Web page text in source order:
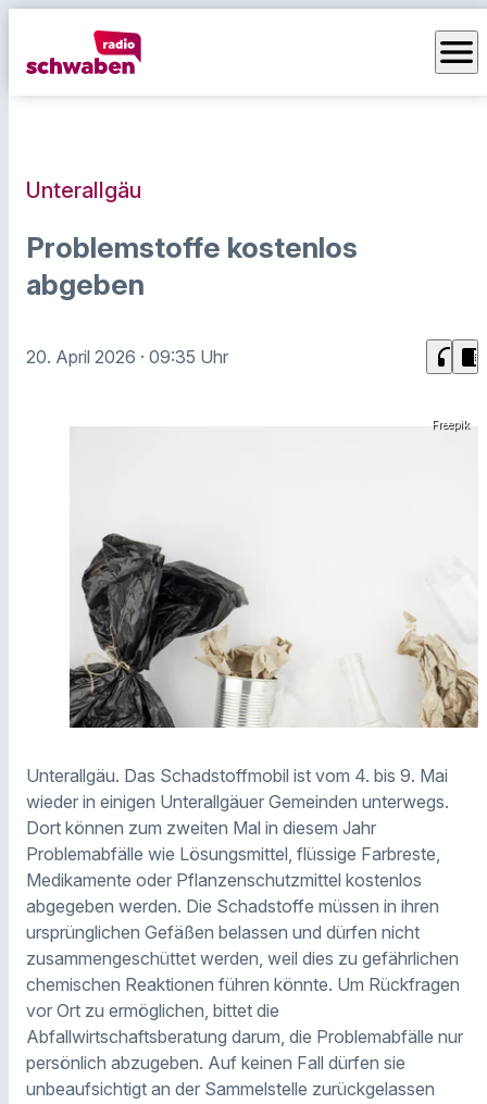
menu
Unterallgäu
Problemstoffe kostenlos
abgeben
20. April 2026 · 09:35 Uhr headphones chrome_reader_mode
Freepik
Unterallgäu. Das Schadstoffmobil ist vom 4. bis 9. Mai
wieder in einigen Unterallgäuer Gemeinden unterwegs.
Dort können zum zweiten Mal in diesem Jahr
Problemabfälle wie Lösungsmittel, flüssige Farbreste,
Medikamente oder Pflanzenschutzmittel kostenlos
abgegeben werden. Die Schadstoffe müssen in ihren
ursprünglichen Gefäßen belassen und dürfen nicht
zusammengeschüttet werden, weil dies zu gefährlichen
chemischen Reaktionen führen könnte. Um Rückfragen
vor Ort zu ermöglichen, bittet die
Abfallwirtschaftsberatung darum, die Problemabfälle nur
persönlich abzugeben. Auf keinen Fall dürfen sie
unbeaufsichtigt an der Sammelstelle zurückgelassen